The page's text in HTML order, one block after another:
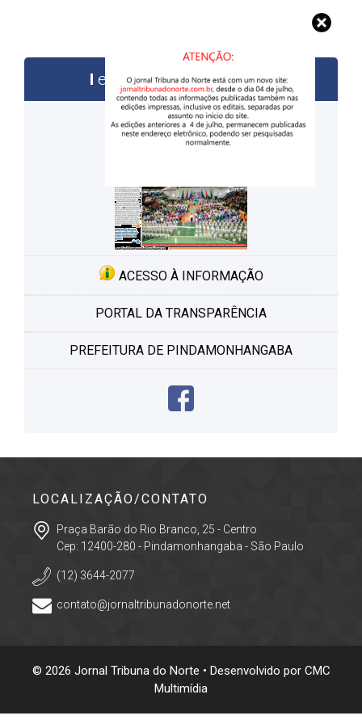
edições anteriores
ACESSO À INFORMAÇÃO
PORTAL DA TRANSPARÊNCIA
PREFEITURA DE PINDAMONHANGABA
LOCALIZAÇÃO/CONTATO
Praça Barão do Rio Branco, 25 - Centro
Cep: 12400-280 - Pindamonhangaba - São Paulo
(12) 3644-2077
contato@jornaltribunadonorte.net
© 2026 Jornal Tribuna do Norte • Desenvolvido por CMC
Multimídia